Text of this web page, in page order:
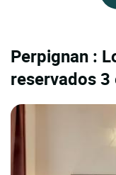
Perpignan :
reservados